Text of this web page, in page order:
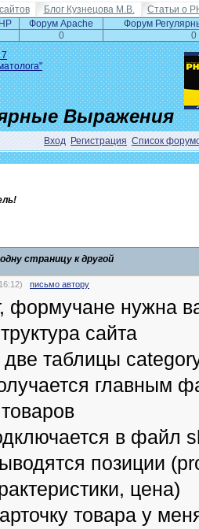
Блог Кузнецова М.В.
Статьи о
Форум Apache
Форум
0
0
Выражения
Вход Регистрация Список
страницу к другой
письмо автору
формучане нужна
сайта
таблицы
главным
в файл
позиции
цена)
товара у